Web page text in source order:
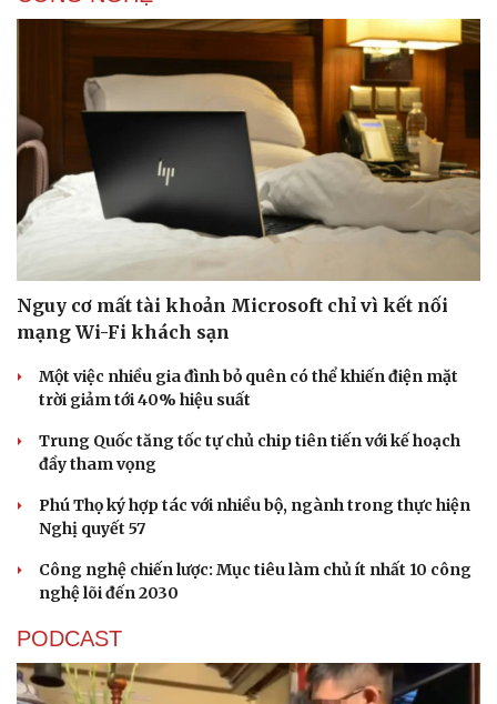
Nguy cơ mất tài khoản Microsoft chỉ vì kết nối
mạng Wi-Fi khách sạn
Một việc nhiều gia đình bỏ quên có thể khiến điện mặt
trời giảm tới 40% hiệu suất
Trung Quốc tăng tốc tự chủ chip tiên tiến với kế hoạch
đầy tham vọng
Phú Thọ ký hợp tác với nhiều bộ, ngành trong thực hiện
Nghị quyết 57
Công nghệ chiến lược: Mục tiêu làm chủ ít nhất 10 công
nghệ lõi đến 2030
PODCAST